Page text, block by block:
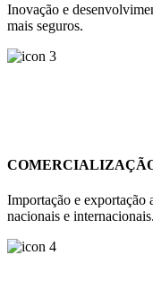
Inovação e
mais seguros.
Importação e exportação
nacionais e internacionais.